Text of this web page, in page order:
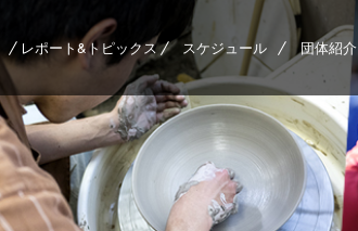
レポート&トピックス スケジュール 団体紹介